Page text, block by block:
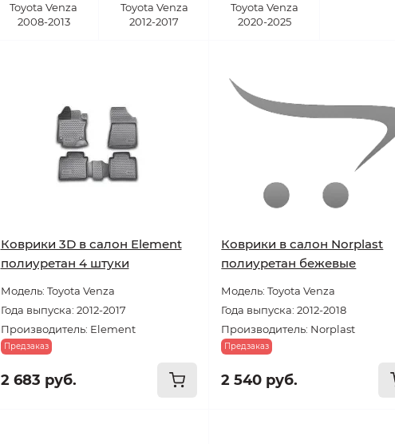
Toyota Venza
2008-2013
Toyota Venza
2012-2017
Toyota Venza
2020-2025
Коврики 3D в салон Element
полиуретан 4 штуки
Модель: Toyota Venza
Года выпуска: 2012-2017
Производитель: Element
Предзаказ
2 683 руб.
Коврики в салон Norplast
полиуретан бежевые
Модель: Toyota Venza
Года выпуска: 2012-2018
Производитель: Norplast
Предзаказ
2 540 руб.